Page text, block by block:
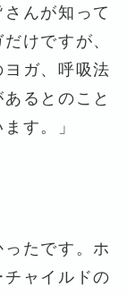
んが知って
けですが、
ガ、呼吸法
るとのこと
す。」
ったです。ホ
チャイルドの